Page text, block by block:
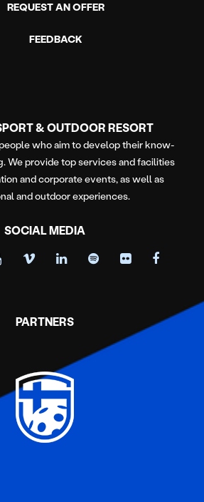
REQUEST AN OFFER
FEEDBACK
& OUTDOOR RESORT
who aim to develop their know-
We provide top services and facilities
and corporate events, as well as
and outdoor experiences.
SOCIAL MEDIA
PARTNERS